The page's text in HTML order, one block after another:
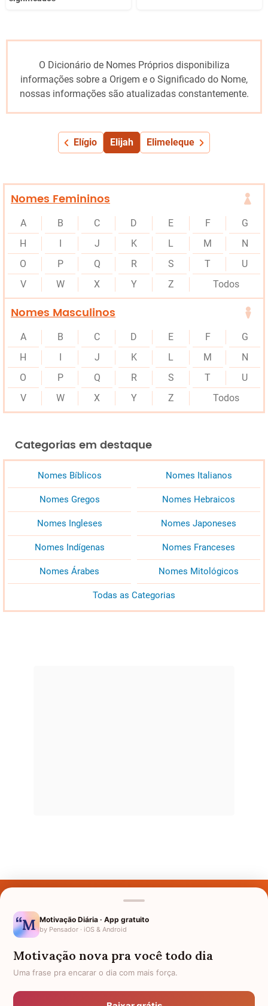
O Dicionário de Nomes Próprios disponibiliza
informações sobre a Origem e o Significado do Nome,
nossas informações são atualizadas constantemente.
Elígio Elijah Elimeleque
Nomes Femininos
A B C D E F
G
H
I J K L M
N
O
P Q R S T
U
V
W X Y Z Todos
Nomes Masculinos
A B C D E F
G
H
I J K L M
N
O
P Q R S T
U
V
W X Y Z Todos
Categorias em destaque
Nomes Bíblicos Nomes Italianos
Nomes Gregos Nomes Hebraicos
Nomes Ingleses Nomes Japoneses
Nomes Indígenas Nomes Franceses
Nomes Árabes Nomes Mitológicos
Todas as Categorias
Nomes pelo Mundo
Política de Privacidade
Motivação Diária · App gratuito
by Pensador · iOS & Android
Motivação nova pra você todo dia
Uma frase pra encarar o dia com mais força.